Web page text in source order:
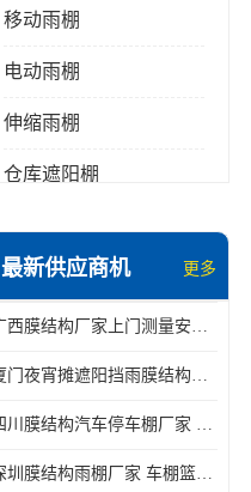
移动雨棚
电动雨棚
伸缩雨棚
仓库遮阳棚
电动推拉雨棚
膜结构停景观棚
最新供应商机 更多
广西膜结构厂家上门测量安装发货，厂家发货没有差价
厦门夜宵摊遮阳挡雨膜结构雨棚设计 上门测量 款式多
四川膜结构汽车停车棚厂家 款式多 提供报价
深圳膜结构雨棚厂家 车棚篮球场体育看台 规格多样